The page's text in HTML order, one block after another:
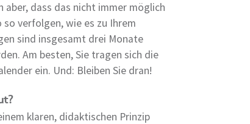
aber, dass das nicht immer möglich
verfolgen, wie es zu Ihrem
sind insgesamt drei Monate
Am besten, Sie tragen sich die
ein. Und: Bleiben Sie dran!
klaren, didaktischen Prinzip